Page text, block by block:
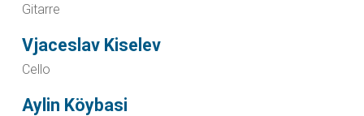
Gitarre
Vjaceslav Kiselev
Cello
Aylin Köybasi